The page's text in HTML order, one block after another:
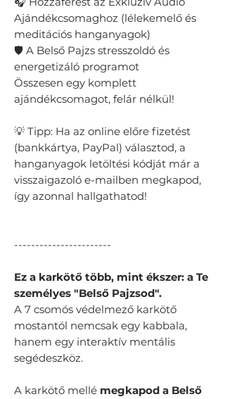
Ajándékcsomaghoz (lélekemelő és
meditációs hanganyagok)
🛡️ A Belső Pajzs stresszoldó és
energetizáló programot
Összesen egy komplett
ajándékcsomagot, felár nélkül!
💡 Tipp: Ha az online előre fizetést
(bankkártya, PayPal) választod, a
hanganyagok letöltési kódját már a
visszaigazoló e-mailben megkapod,
így azonnal hallgathatod!
-----------------------
Ez a karkötő több, mint ékszer: a Te
személyes "Belső Pajzsod".
​A 7 csomós védelmező karkötő
mostantól nemcsak egy kabbala,
hanem egy interaktív mentális
segédeszköz.
A karkötő mellé megkapod a Belső